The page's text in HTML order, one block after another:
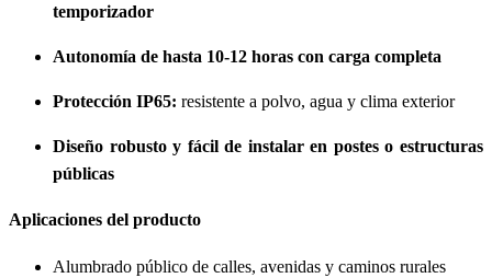
temporizador
Autonomía de hasta 10-12 horas con carga completa
Protección IP65: resistente a polvo, agua y clima exterior
Diseño robusto y fácil de instalar en postes o estructuras
públicas
Aplicaciones del producto
Alumbrado público de calles, avenidas y caminos rurales